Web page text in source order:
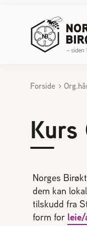
Biene svermer
Bier kan skape
Bienes
Bifolkets
Pollinering
Birøktens
Forside
Norges
dem kan
tilskudd fra
form for